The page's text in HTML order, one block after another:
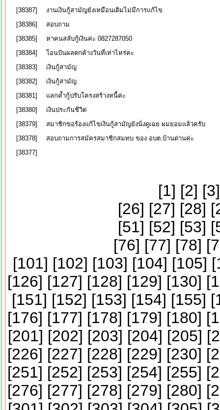
[38387]
งานเงินกู้สามัญยังเหมือนเดิมไม่มีการแก้ไข
[38386]
สอบถาม
[38385]
หาคนสลับกู้เงินค่ะ 0827287050
[38384]
โอนปันผลตกค้างวันที่เท่าไหร่คะ
[38383]
เงินกู้สามัญ
[38382]
เงินกู้สามัญ
[38381]
แลกค้ำกู้ปรับโครงสร้างหนี้ค่ะ
[38380]
เงินประกันชีวิต
[38379]
สมาชิกขอร้องแก้ไขเงินกู้สามัญยังนั่งดูเฉย ผมยอมแล้วครับ
[38378]
สอบถามการสมัครสมาชิกสมทบ ของ อบต.บ้านด่านค่ะ
[38377]
[1] [2] [3
[26] [27] [28] [
[51] [52] [53] [
[76] [77] [78] [
[101] [102] [103] [104] [105] [
[126] [127] [128] [129] [130] [
[151] [152] [153] [154] [155] [
[176] [177] [178] [179] [180] [
[201] [202] [203] [204] [205] [
[226] [227] [228] [229] [230] [
[251] [252] [253] [254] [255] [
[276] [277] [278] [279] [280] [